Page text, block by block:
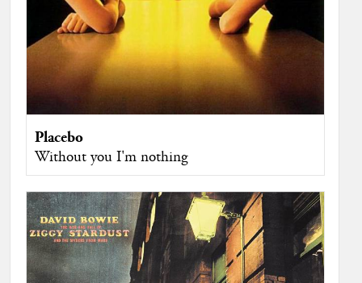
Placebo
Without you I'm nothing